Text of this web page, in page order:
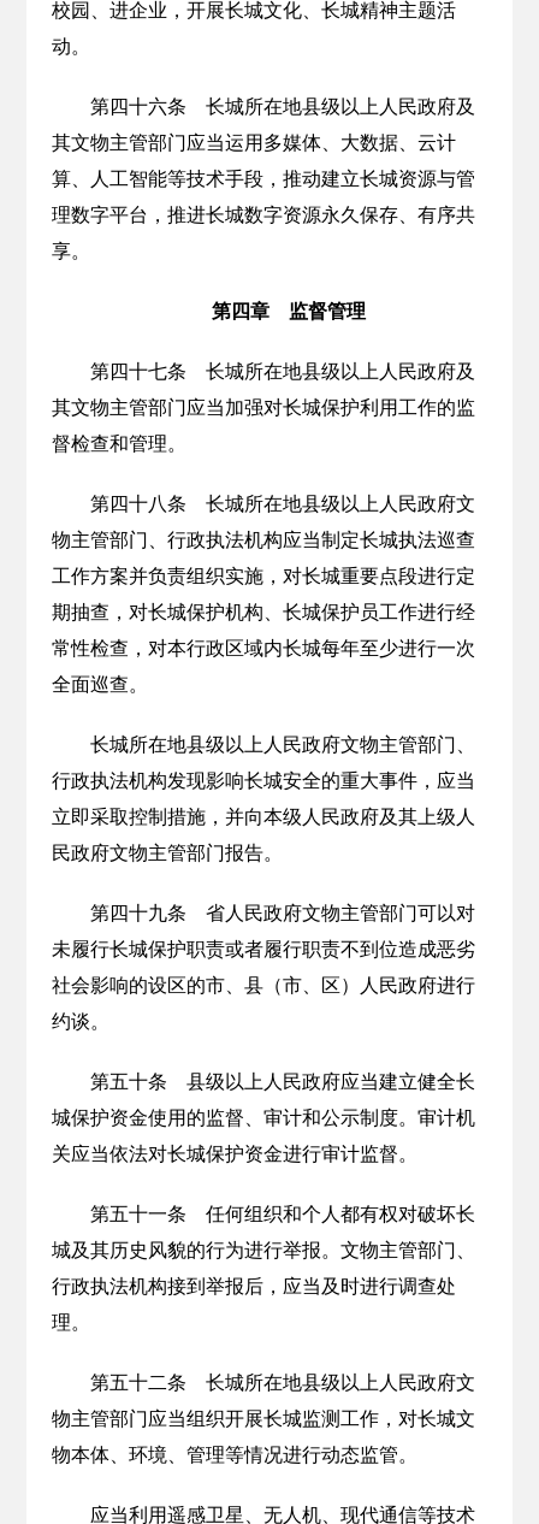
校园、进企业，开展长城文化、长城精神主题活
动。
第四十六条 长城所在地县级以上人民政府及
其文物主管部门应当运用多媒体、大数据、云计
算、人工智能等技术手段，推动建立长城资源与管
理数字平台，推进长城数字资源永久保存、有序共
享。
第四章 监督管理
第四十七条 长城所在地县级以上人民政府及
其文物主管部门应当加强对长城保护利用工作的监
督检查和管理。
第四十八条 长城所在地县级以上人民政府文
物主管部门、行政执法机构应当制定长城执法巡查
工作方案并负责组织实施，对长城重要点段进行定
期抽查，对长城保护机构、长城保护员工作进行经
常性检查，对本行政区域内长城每年至少进行一次
全面巡查。
长城所在地县级以上人民政府文物主管部门、
行政执法机构发现影响长城安全的重大事件，应当
立即采取控制措施，并向本级人民政府及其上级人
民政府文物主管部门报告。
第四十九条 省人民政府文物主管部门可以对
未履行长城保护职责或者履行职责不到位造成恶劣
社会影响的设区的市、县（市、区）人民政府进行
约谈。
第五十条 县级以上人民政府应当建立健全长
城保护资金使用的监督、审计和公示制度。审计机
关应当依法对长城保护资金进行审计监督。
第五十一条 任何组织和个人都有权对破坏长
城及其历史风貌的行为进行举报。文物主管部门、
行政执法机构接到举报后，应当及时进行调查处
理。
第五十二条 长城所在地县级以上人民政府文
物主管部门应当组织开展长城监测工作，对长城文
物本体、环境、管理等情况进行动态监管。
应当利用遥感卫星、无人机、现代通信等技术